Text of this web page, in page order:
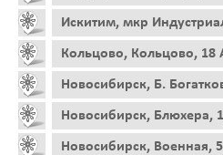
Искитим, мкр
Кольцово, Кольцово,
Новосибирск, Б.
Новосибирск, Блюхера,
Новосибирск, Военная,